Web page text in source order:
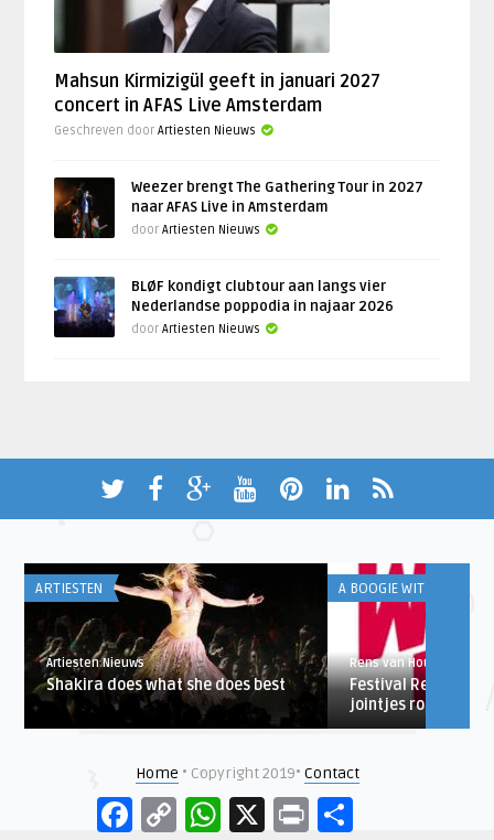
Mahsun Kirmizigül geeft in januari 2027
concert in AFAS Live Amsterdam
Geschreven doorArtiesten Nieuws
Weezer brengt The Gathering Tour in 2027
naar AFAS Live in Amsterdam
doorArtiesten Nieuws
BLØF kondigt clubtour aan langs vier
Nederlandse poppodia in najaar 2026
doorArtiesten Nieuws
ARTIESTEN
Artiesten Nieuws
Shakira does what she does best
A BOOGIE WIT DA
Rens van Hout
Festival Report:
jointjes roken en
Home • Copyright 2019• Contact
FacebookCopy
Link
WhatsApp Print